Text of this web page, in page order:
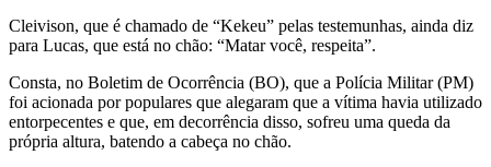
Cleivison, que é chamado de “Kekeu” pelas testemunhas, ainda diz
para Lucas, que está no chão: “Matar você, respeita”.
Consta, no Boletim de Ocorrência (BO), que a Polícia Militar (PM)
foi acionada por populares que alegaram que a vítima havia utilizado
entorpecentes e que, em decorrência disso, sofreu uma queda da
própria altura, batendo a cabeça no chão.